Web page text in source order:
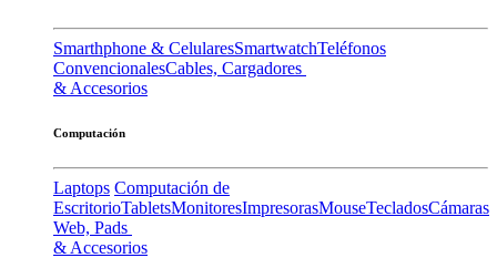
Smarthphone & CelularesSmartwatchTeléfonos
ConvencionalesCables, Cargadores
& Accesorios
Computación
Laptops Computación de
EscritorioTabletsMonitoresImpresorasMouseTecladosCámaras
Web, Pads
& Accesorios